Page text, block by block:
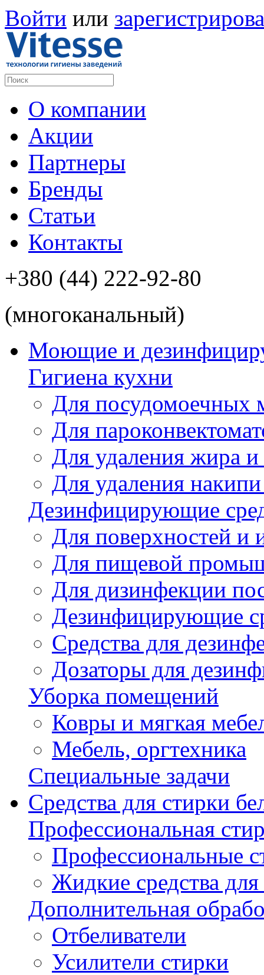
Войти или
О компании
Акции
Партнеры
Бренды
Статьи
Контакты
+380 (44) 222-92-80
(многоканальный)
Моющие и
Гигиена кухни
Для посудомоечных
Для
Для удаления жира и
Для удаления
Дезинфицирующие
Для поверхностей и
Для пищевой
Для дизинфекции
Дезинфицирующие
Cредства для
Дозаторы для
Уборка помещений
Ковры и мягкая
Мебель, оргтехника
Специальные задачи
Средства для стирки
Профессиональная
Профессиональные
Жидкие средства
Дополнительная
Отбеливатели
Усилители стирки